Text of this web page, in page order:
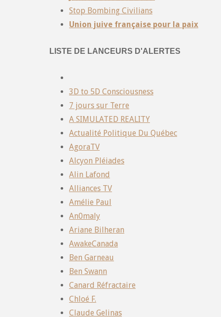
Stop Bombing Civilians
Union juive française pour la paix
LISTE DE LANCEURS D'ALERTES
3D to 5D Consciousness
7 jours sur Terre
A SIMULATED REALITY
Actualité Politique Du Québec
AgoraTV
Alcyon Pléiades
Alin Lafond
Alliances TV
Amélie Paul
An0maly
Ariane Bilheran
AwakeCanada
Ben Garneau
Ben Swann
Canard Réfractaire
Chloé F.
Claude Gelinas